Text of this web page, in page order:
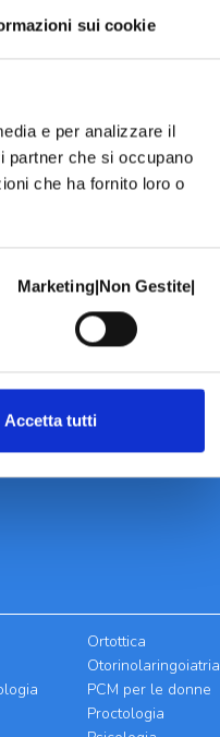
sui cookie
e per analizzare il
partner che si occupano
che ha fornito loro o
Marketing|Non Gestite|
Accetta tutti
Ortottica
Otorinolaringoiatria
PCM per le donne
Proctologia